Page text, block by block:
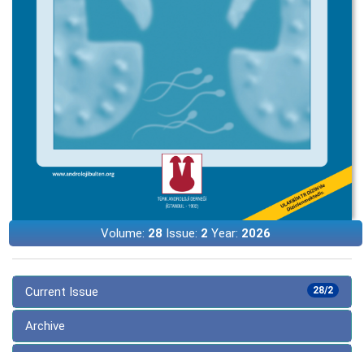
Volume: 28Issue: 2 Year: 2026
28/2
Current Issue
Archive